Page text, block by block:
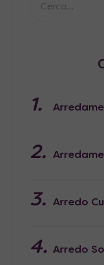
Arredo
Arredo